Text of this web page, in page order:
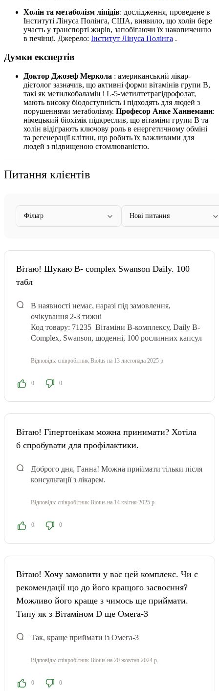
Холін та метаболізм ліпідів: дослідження, проведене в
Інституті Лінуса Полінга, США, виявило, що холін бере
участь у транспорті жирів, запобігаючи їх накопиченню
в печінці. Джерело: Інститут Лінуса Полінга .
Думки експертів
Доктор Джозеф Меркола : американський лікар-
дієтолог зазначив, що активні форми вітамінів групи B,
такі як метилкобаламін і L-5-метилтетрагідрофолат,
мають високу біодоступність і підходять для людей з
порушеннями метаболізму. Професор Анке Ханнеманн:
німецький біохімік підкреслив, що вітаміни групи B та
холін відіграють ключову роль в енергетичному обміні
та регенерації клітин, що робить їх важливими для
людей з підвищеною стомлюваністю.
Питання клієнтів
Фільтр Нові питання
Вітаю! Шукаю B- complex Swanson Daily. 100
табл
В наявності немає, наразі під замовлення,
очікування 2-3 тижні
Код товару: 71235 Вітаміни B-комплексу, Daily B-
Complex, Swanson, щоденні, 100 рослинних капсул
Відповідь: співробітник Biotus на 13 листопада 2025 р.
0 0
Вітаю! Гіпертонікам можна принимати? Хотіла
б спробувати для профілактики.
Доброго дня, Ганна! Можна приймати тільки після
консультації з лікарем.
Відповідь: співробітник Biotus на 14 квітня 2025 р.
0 0
Вітаю! Хочу замовити у вас цей комплекс. Чи є
рекомендації що до його кращого засвоєння?
Можливо його краще з чимось ще приймати.
Типу як з Вітаміном D ще Омега-3
Так, краще приймати із Омега-3
Відповідь: співробітник Biotus на 20 жовтня 2024 р.
0 0